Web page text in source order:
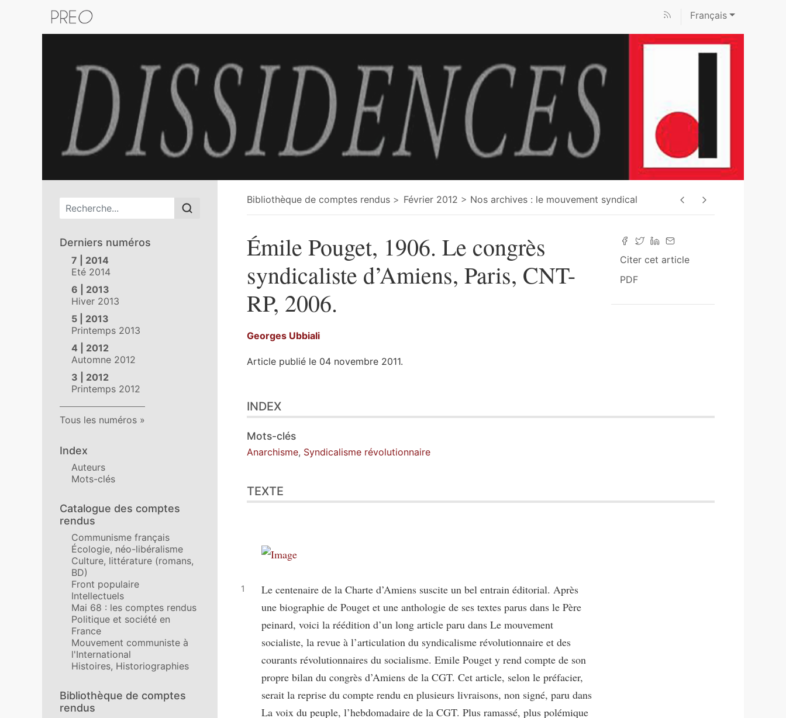
Français
Menu principal
Derniers numéros
7 | 2014
Eté 2014
6 | 2013
Hiver 2013
5 | 2013
Printemps 2013
4 | 2012
Automne 2012
3 | 2012
Printemps 2012
Tous les numéros
Index
Auteurs
Mots-clés
Catalogue des comptes
rendus
Communisme français
Écologie, néo-libéralisme
Culture, littérature (romans,
BD)
Front populaire
Intellectuels
Mai 68 : les comptes rendus
Politique et société en
France
Mouvement communiste à
l'International
Histoires, Historiographies
Bibliothèque de comptes
rendus
Bibliothèque de comptes rendus Février 2012 Nos archives : le mouvement syndical
Citer cet article
PDF
Émile Pouget, 1906. Le congrès
syndicaliste d’Amiens, Paris, CNT-
RP, 2006.
Georges Ubbiali
Article publié le 04 novembre 2011.
Texte
Illustrations
Citer cet article
Auteur
INDEX
Mots-clés
Anarchisme, Syndicalisme révolutionnaire
TEXTE
Le centenaire de la Charte d’Amiens suscite un bel entrain éditorial. Après
une biographie de Pouget et une anthologie de ses textes parus dans le Père
peinard, voici la réédition d’un long article paru dans Le mouvement
socialiste, la revue à l’articulation du syndicalisme révolutionnaire et des
courants révolutionnaires du socialisme. Emile Pouget y rend compte de son
propre bilan du congrès d’Amiens de la CGT. Cet article, selon le préfacier,
serait la reprise du compte rendu en plusieurs livraisons, non signé, paru dans
La voix du peuple, l’hebdomadaire de la CGT. Plus ramassé, plus polémique